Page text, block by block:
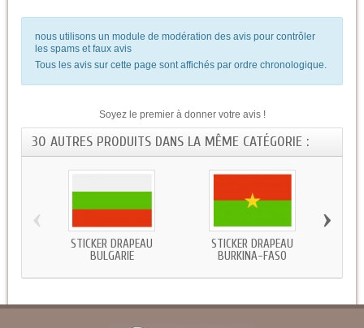
nous utilisons un module de modération des avis pour contrôler
les spams et faux avis
Tous les avis sur cette page sont affichés par ordre chronologique.
Soyez le premier à donner votre avis !
30 AUTRES PRODUITS DANS LA MÊME CATÉGORIE :
STICKER DRAPEAU
BULGARIE
STICKER DRAPEAU
BURKINA-FASO
‹ ›